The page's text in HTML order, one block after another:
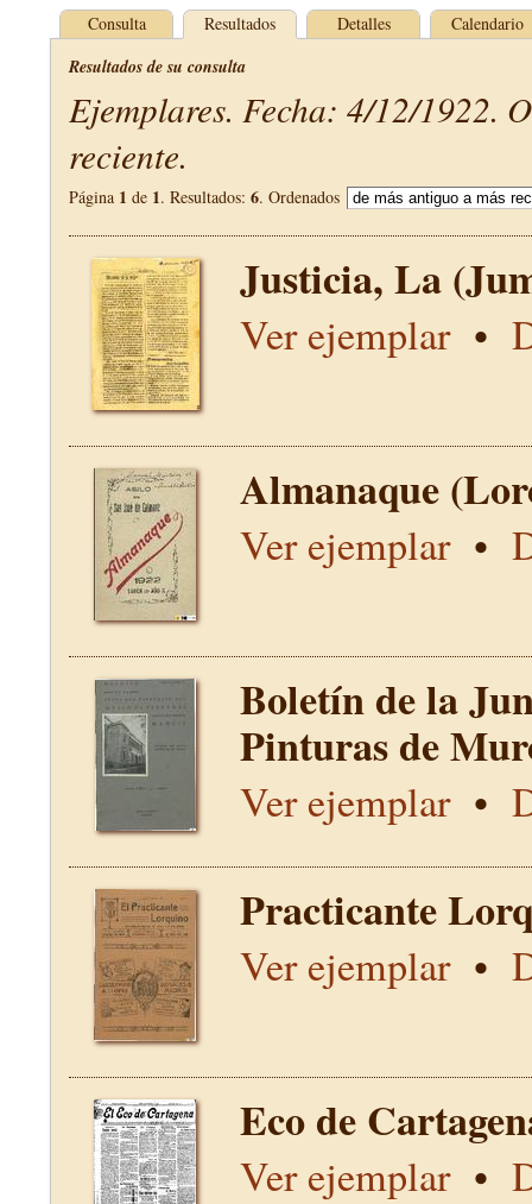
Consulta Resultados Detalles Calendario
Resultados de su consulta
Ejemplares. Fecha: 4/12/1922.
reciente.
Página 1 de 1. Resultados: 6. Ordenados
Justicia, La
Ver ejemplar•
Almanaque
Ver ejemplar•
Boletín de la
Pinturas de
Ver ejemplar•
Practicante
Ver ejemplar•
Eco de
Ver ejemplar•